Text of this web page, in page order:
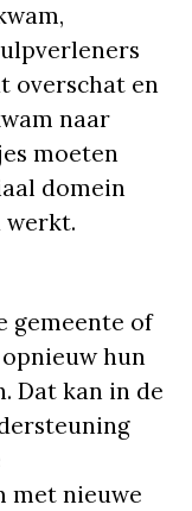
overschat en
naar
moeten
domein
werkt.
gemeente of
hun
Dat kan in de
met nieuwe